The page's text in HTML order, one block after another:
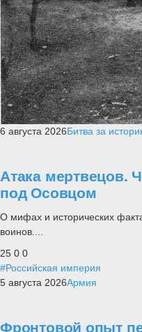
6 августа 2026Битва за
Атака мертвецов.
под Осовцом
О мифах и исторических
воинов....
25 0 0
#Российская империя
5 августа 2026Армия
Фронтовой опыт